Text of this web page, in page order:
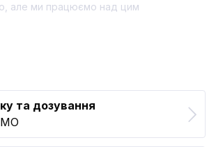
але ми працюємо над цим
та дозування
МО